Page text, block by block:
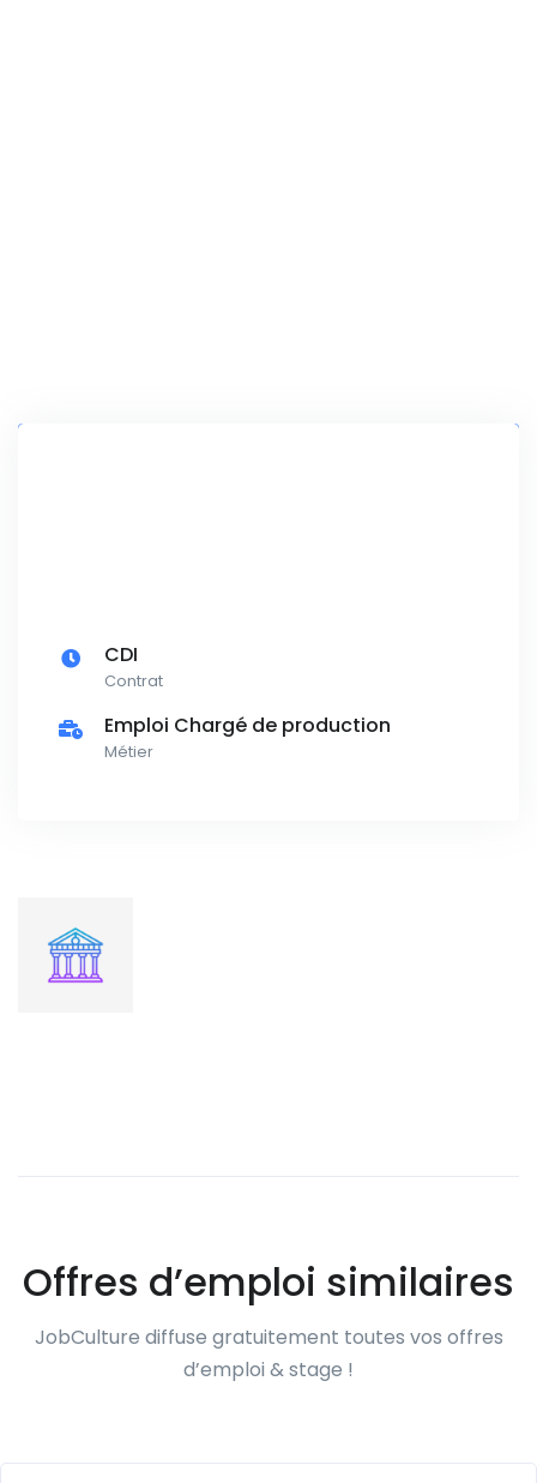
CDI
Contrat
Emploi Chargé de production
Métier
Offres d’emploi similaires
JobCulture diffuse gratuitement toutes vos offres
d’emploi & stage !